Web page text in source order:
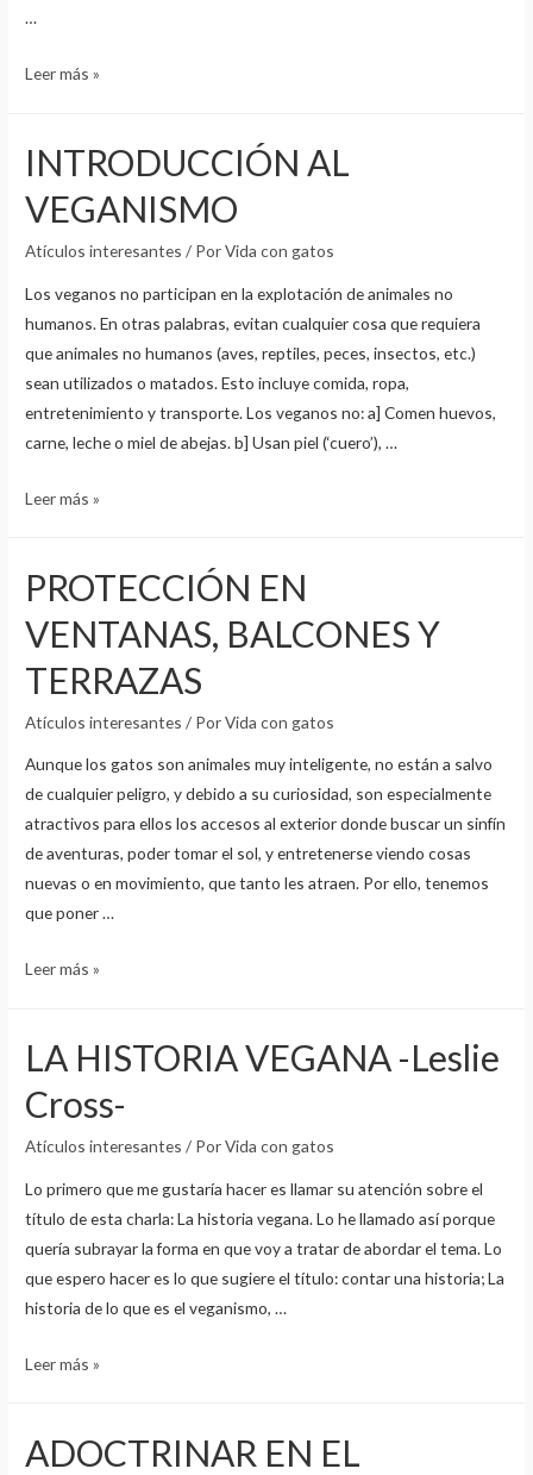
…
ADOPCIÓN
Leer más »
INTRODUCCIÓN AL
VEGANISMO
Atículos interesantes / PorVida con gatos
Los veganos no participan en la explotación de animales no
humanos. En otras palabras, evitan cualquier cosa que requiera
que animales no humanos (aves, reptiles, peces, insectos, etc.)
sean utilizados o matados. Esto incluye comida, ropa,
entretenimiento y transporte. Los veganos no: a] Comen huevos,
carne, leche o miel de abejas. b] Usan piel (‘cuero’), …
INTRODUCCIÓN
Leer más »
PROTECCIÓN EN
VENTANAS, BALCONES Y
TERRAZAS
Atículos interesantes / PorVida con gatos
Aunque los gatos son animales muy inteligente, no están a salvo
de cualquier peligro, y debido a su curiosidad, son especialmente
atractivos para ellos los accesos al exterior donde buscar un sinfín
de aventuras, poder tomar el sol, y entretenerse viendo cosas
nuevas o en movimiento, que tanto les atraen. Por ello, tenemos
que poner …
PROTECCIÓN
BALCONES
TERRAZAS
Leer más »
LA HISTORIA VEGANA -Leslie
Cross-
Atículos interesantes / PorVida con gatos
Lo primero que me gustaría hacer es llamar su atención sobre el
título de esta charla: La historia vegana. Lo he llamado así porque
quería subrayar la forma en que voy a tratar de abordar el tema. Lo
que espero hacer es lo que sugiere el título: contar una historia; La
historia de lo que es el veganismo, …
LA
-
Leer más »
ADOCTRINAR EN EL